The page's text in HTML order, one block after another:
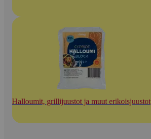
Halloumit, grillijuustot ja muut erikoisjuustot